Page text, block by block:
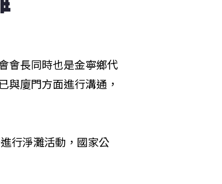
會長同時也是金寧鄉代
與廈門方面進行溝通，
行淨灘活動，國家公